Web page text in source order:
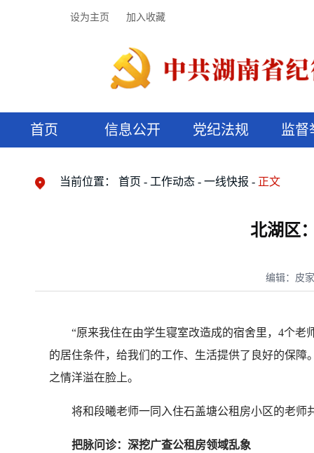
设为主页 加入收藏
首页 信息公开 党纪法规 监督
当前位置： 首页 工作动态 一线快报 正文
北湖区
编辑：皮
“原来我住在由学生寝室改造成的宿舍里，4个老
的居住条件，给我们的工作、生活提供了良好的保
之情洋溢在脸上。
将和段曦老师一同入住石盖塘公租房小区的老师
把脉问诊：深挖广查公租房领域乱象